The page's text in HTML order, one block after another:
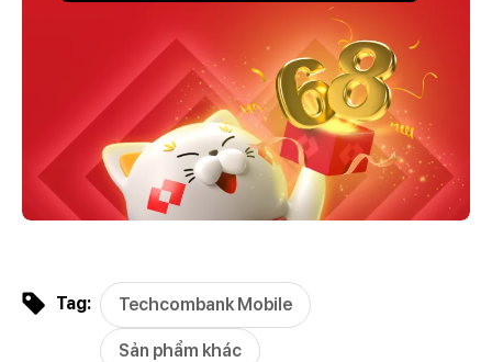
Tag: Techcombank Mobile
Sản phẩm khác